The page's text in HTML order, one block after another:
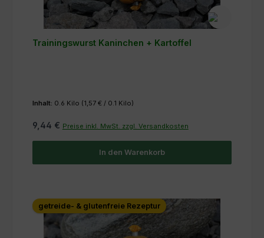
Trainingswurst Kaninchen + Kartoffel
Inhalt: 0.6 Kilo (1,57 € / 0.1 Kilo)
9,44 € Preise inkl. MwSt. zzgl. Versandkosten
In den Warenkorb
getreide- & glutenfreie Rezeptur